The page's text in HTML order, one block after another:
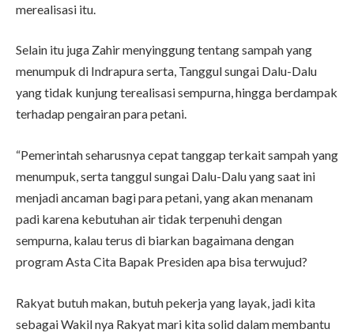
merealisasi itu.
Selain itu juga Zahir menyinggung tentang sampah yang
menumpuk di Indrapura serta, Tanggul sungai Dalu-Dalu
yang tidak kunjung terealisasi sempurna, hingga berdampak
terhadap pengairan para petani.
“Pemerintah seharusnya cepat tanggap terkait sampah yang
menumpuk, serta tanggul sungai Dalu-Dalu yang saat ini
menjadi ancaman bagi para petani, yang akan menanam
padi karena kebutuhan air tidak terpenuhi dengan
sempurna, kalau terus di biarkan bagaimana dengan
program Asta Cita Bapak Presiden apa bisa terwujud?
Rakyat butuh makan, butuh pekerja yang layak, jadi kita
sebagai Wakil nya Rakyat mari kita solid dalam membantu